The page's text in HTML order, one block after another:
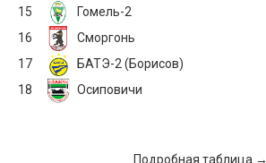
15
Гомель-2
16
Сморгонь
17
БАТЭ-2 (Борисов)
18
Осиповичи
Подробная таблица →